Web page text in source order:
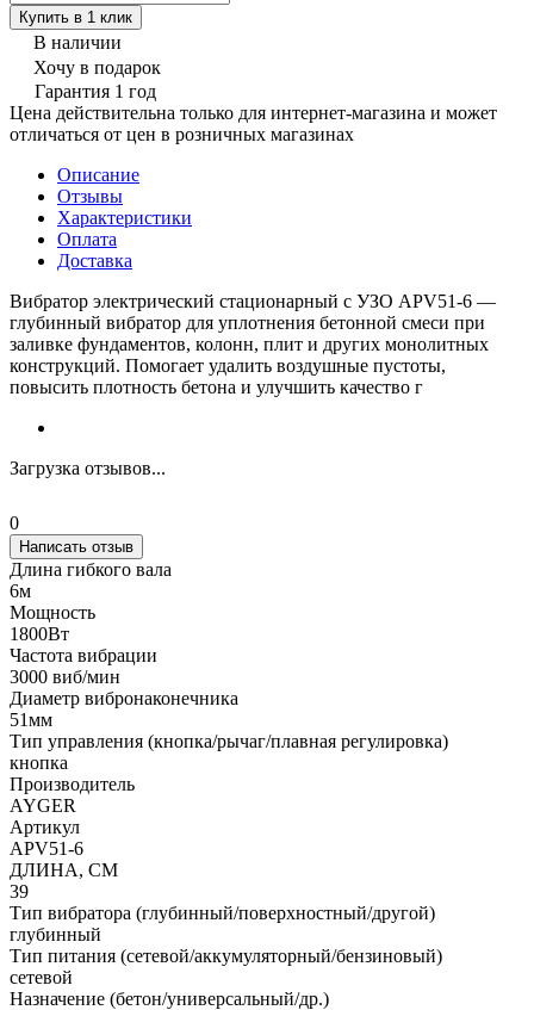
Купить в 1 клик
В наличии
Хочу в подарок
Гарантия 1 год
Цена действительна только для интернет-магазина и может
отличаться от цен в розничных магазинах
Описание
Отзывы
Характеристики
Оплата
Доставка
Вибратор электрический стационарный с УЗО APV51-6 —
глубинный вибратор для уплотнения бетонной смеси при
заливке фундаментов, колонн, плит и других монолитных
конструкций. Помогает удалить воздушные пустоты,
повысить плотность бетона и улучшить качество г
Загрузка отзывов...
0
Написать отзыв
Длина гибкого вала
6м
Мощность
1800Вт
Частота вибрации
3000 виб/мин
Диаметр вибронаконечника
51мм
Тип управления (кнопка/рычаг/плавная регулировка)
кнопка
Производитель
AYGER
Артикул
APV51-6
ДЛИНА, СМ
39
Тип вибратора (глубинный/поверхностный/другой)
глубинный
Тип питания (сетевой/аккумуляторный/бензиновый)
сетевой
Назначение (бетон/универсальный/др.)